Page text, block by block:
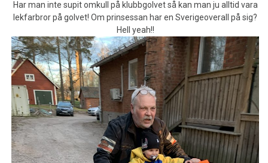
Har man inte supit omkull på klubbgolvet så kan man ju alltid vara
lekfarbror på golvet! Om prinsessan har en Sverigeoverall på sig?
Hell yeah!!